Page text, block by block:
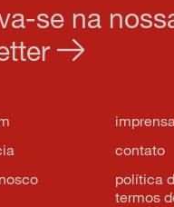
se na
imprensa
contato
política
termos